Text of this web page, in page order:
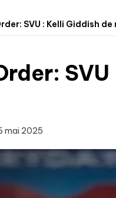
SVU : Kelli Giddish
mai 2025